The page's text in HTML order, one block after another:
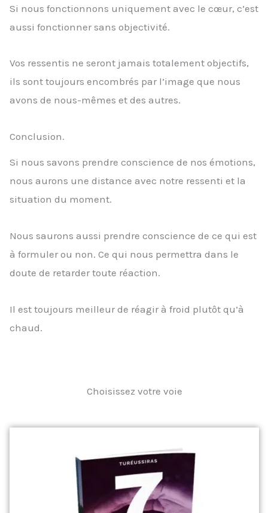
Si nous fonctionnons uniquement avec le cœur, c’est
aussi fonctionner sans objectivité.
Vos ressentis ne seront jamais totalement objectifs,
ils sont toujours encombrés par l’image que nous
avons de nous-mêmes et des autres.
Conclusion.
Si nous savons prendre conscience de nos émotions,
nous aurons une distance avec notre ressenti et la
situation du moment.
Nous saurons aussi prendre conscience de ce qui est
à formuler ou non. Ce qui nous permettra dans le
doute de retarder toute réaction.
Il est toujours meilleur de réagir à froid plutôt qu’à
chaud.
Choisissez votre voie